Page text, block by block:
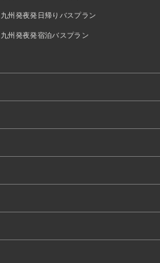
九州発夜発日帰りバスプラン
九州発夜発宿泊バスプラン